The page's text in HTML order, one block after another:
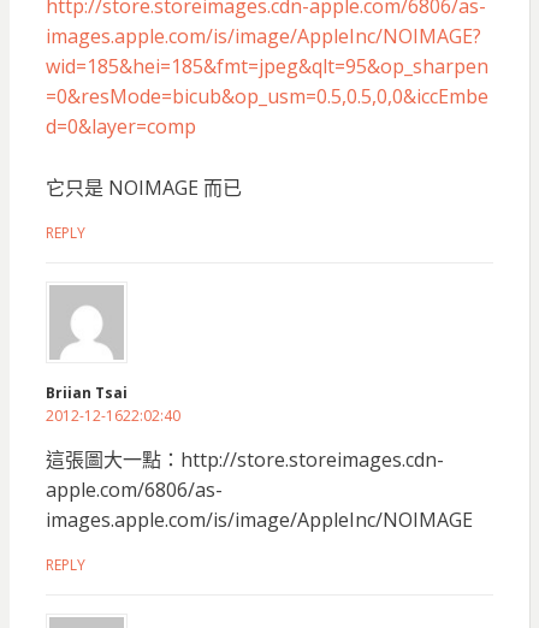
http://store.storeimages.cdn-apple.com/6806/as-
images.apple.com/is/image/AppleInc/NOIMAGE?
wid=185&hei=185&fmt=jpeg&qlt=95&op_sharpen
=0&resMode=bicub&op_usm=0.5,0.5,0,0&iccEmbe
d=0&layer=comp
它只是 NOIMAGE 而已
REPLY
Briian Tsai
2012-12-1622:02:40
這張圖大一點：http://store.storeimages.cdn-
apple.com/6806/as-
images.apple.com/is/image/AppleInc/NOIMAGE
REPLY